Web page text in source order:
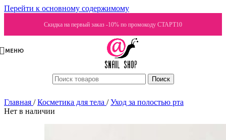
Перейти к основному содержимому
Скидка на первый заказ -10% по промокоду СТАРТ10
МЕНЮ
Поиск
Главная / Косметика для тела / Уход за полостью рта
Нет в наличии